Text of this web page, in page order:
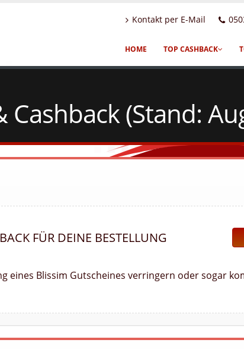
Kontakt per E-Mail
HOME TOP CASHBACK
(Stand:
FÜR DEINE BESTELLUNG
eines Blissim Gutscheines verringern oder sogar